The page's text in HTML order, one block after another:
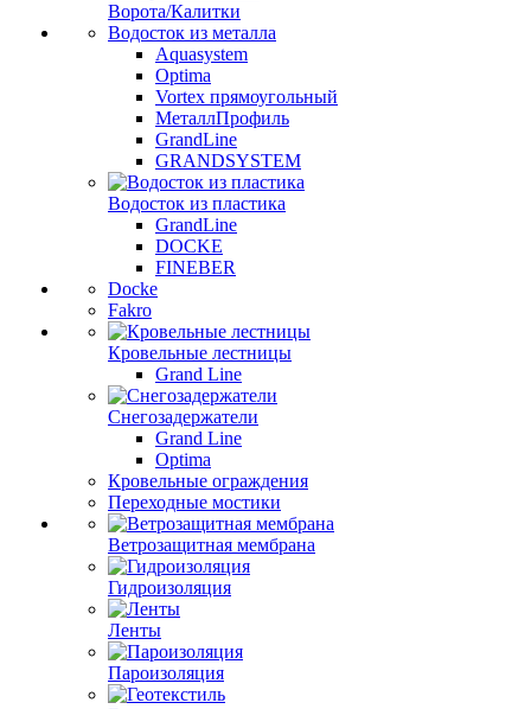
Ворота/Калитки
Водосток из металла
Aquasystem
Optima
Vortex прямоугольный
МеталлПрофиль
GrandLine
GRANDSYSTEM
Водосток из пластика
GrandLine
DOCKE
FINEBER
Docke
Fakro
Кровельные лестницы
Grand Line
Снегозадержатели
Grand Line
Optima
Кровельные ограждения
Переходные мостики
Ветрозащитная мембрана
Гидроизоляция
Ленты
Пароизоляция